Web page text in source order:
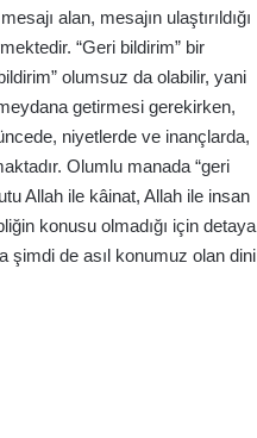
alan, mesajın ulaştırıldığı
“Geri bildirim” bir
olumsuz da olabilir, yani
getirmesi gerekirken,
niyetlerde ve inançlarda,
Olumlu manada “geri
Allah ile kâinat, Allah ile insan
konusu olmadığı için detaya
şimdi de asıl konumuz olan dini